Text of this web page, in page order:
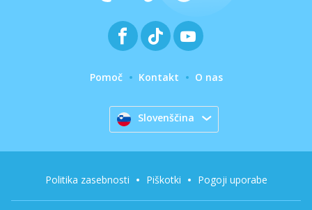
Pomoč Kontakt O nas
Slovenščina
Politika zasebnosti Piškotki Pogoji uporabe